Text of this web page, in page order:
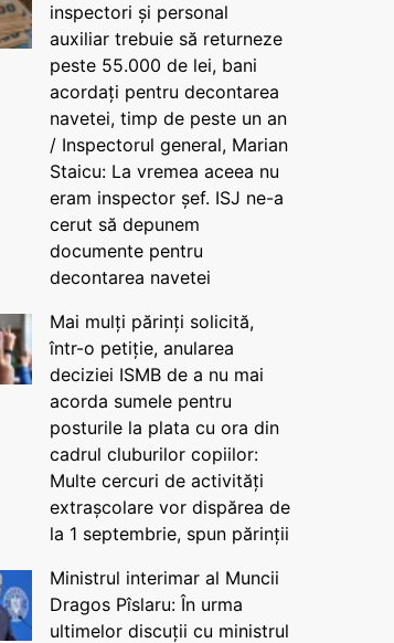
inspectori și personal
auxiliar trebuie să returneze
peste 55.000 de lei, bani
acordați pentru decontarea
navetei, timp de peste un an
/ Inspectorul general, Marian
Staicu: La vremea aceea nu
eram inspector șef. ISJ ne-a
cerut să depunem
documente pentru
decontarea navetei
Mai mulți părinți solicită,
într-o petiție, anularea
deciziei ISMB de a nu mai
acorda sumele pentru
posturile la plata cu ora din
cadrul cluburilor copiilor:
Multe cercuri de activități
extrașcolare vor dispărea de
la 1 septembrie, spun părinții
Ministrul interimar al Muncii
Dragos Pîslaru: În urma
ultimelor discuții cu ministrul